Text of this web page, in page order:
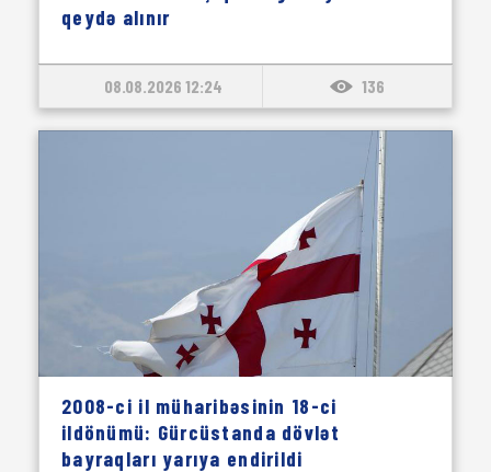
qeydə alınır
08.08.2026 12:24 136
2008-ci il müharibəsinin 18-ci
ildönümü: Gürcüstanda dövlət
bayraqları yarıya endirildi